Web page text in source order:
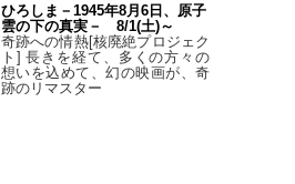
ひろしま－1945年8月6日、原子
雲の下の真実－ 8/1(土)～
奇跡への情熱[核廃絶プロジェク
ト] 長きを経て、多くの方々の
想いを込めて、幻の映画が、奇
跡のリマスター